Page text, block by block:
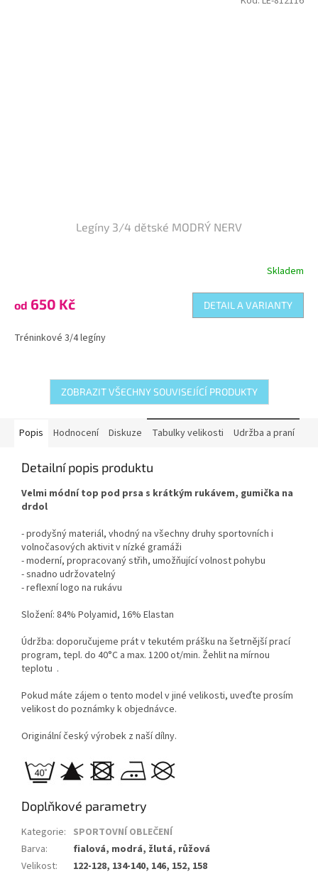
Legíny 3/4 dětské MODRÝ NERV
produktu
je
z
Skladem
od 650 Kč DETAIL A VARIANTY
Tréninkové 3/4 legíny
ZOBRAZIT VŠECHNY SOUVISEJÍCÍ PRODUKTY
Popis Hodnocení Diskuze Tabulky velikosti Udržba a praní
Detailní popis produktu
Velmi módní top pod prsa s krátkým rukávem, gumička na
drdol
- prodyšný materiál, vhodný na všechny druhy sportovních i
volnočasových aktivit v nízké gramáži
- moderní, propracovaný střih, umožňující volnost pohybu
- snadno udržovatelný
- reflexní logo na rukávu
Složení: 84% Polyamid, 16% Elastan
Údržba: doporučujeme prát v tekutém prášku na šetrnější prací
program, tepl. do 40°C a max. 1200 ot/min. Žehlit na mírnou
teplotu .
Pokud máte zájem o tento model v jiné velikosti, uveďte prosím
velikost do poznámky k objednávce.
Originální český výrobek z naší dílny.
Doplňkové parametry
Kategorie: SPORTOVNÍ OBLEČENÍ
Barva:
fialová, modrá, žlutá, růžová
Velikost:
122-128, 134-140, 146, 152, 158